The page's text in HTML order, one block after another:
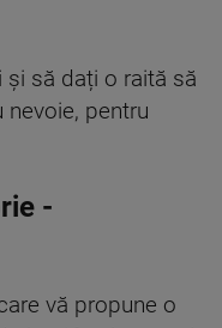
și să dați o raită să
nevoie, pentru
-
vă propune o